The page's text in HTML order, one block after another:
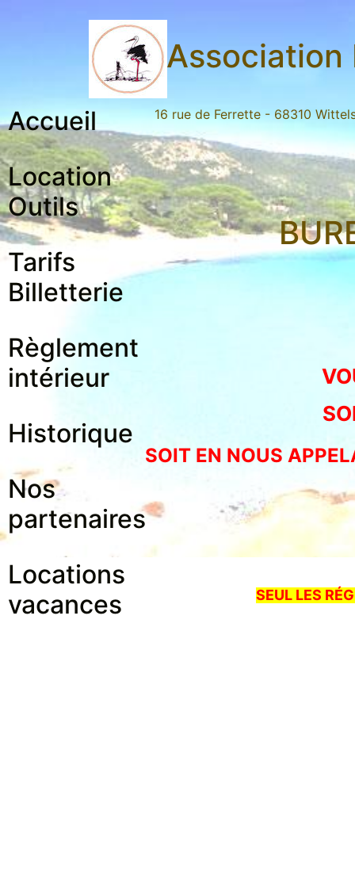
Association
16 rue de Ferrette - 68310
Accueil
Location
Outils
Tarifs
Billetterie
Règlement
intérieur
Historique
Nos
partenaires
Locations
vacances
SOIT EN NOUS
:
SEUL LES